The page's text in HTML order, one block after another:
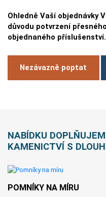
Ohledně Vaší objednávky
důvodu potvrzení
objednaného příslušenství.
Nezávazně poptat
NABÍDKU
KAMENICTVÍ S
POMNÍKY NA MÍRU